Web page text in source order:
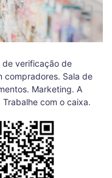
de verificação de
compradores. Sala de
Marketing. A
com o caixa.